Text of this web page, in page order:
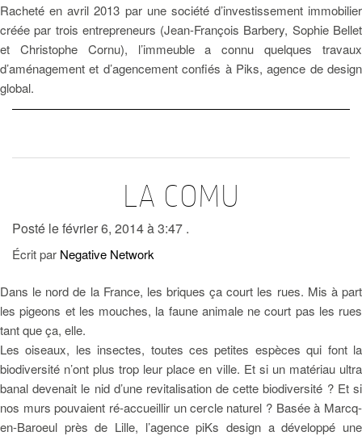
Racheté en avril 2013 par une société d’investissement immobilier
créée par trois entrepreneurs (Jean-François Barbery, Sophie Bellet
et Christophe Cornu), l’immeuble a connu quelques travaux
d’aménagement et d’agencement confiés à Piks, agence de design
global.
LA COMU
Posté le février 6, 2014 à 3:47 .
Écrit par Negative Network
Dans le nord de la France, les briques ça court les rues. Mis à part
les pigeons et les mouches, la faune animale ne court pas les rues
tant que ça, elle.
Les oiseaux, les insectes, toutes ces petites espèces qui font la
biodiversité n’ont plus trop leur place en ville. Et si un matériau ultra
banal devenait le nid d’une revitalisation de cette biodiversité ? Et si
nos murs pouvaient ré-accueillir un cercle naturel ? Basée à Marcq-
en-Baroeul près de Lille, l’agence piKs design a développé une